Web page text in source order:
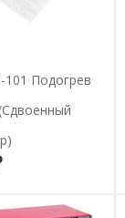
101 Подогрев